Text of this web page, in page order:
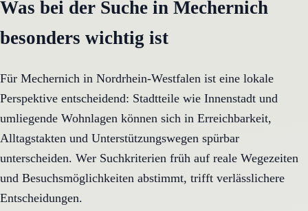
Was bei der Suche in Mechernich
besonders wichtig ist
Für Mechernich in Nordrhein-Westfalen ist eine lokale
Perspektive entscheidend: Stadtteile wie Innenstadt und
umliegende Wohnlagen können sich in Erreichbarkeit,
Alltagstakten und Unterstützungswegen spürbar
unterscheiden. Wer Suchkriterien früh auf reale Wegezeiten
und Besuchsmöglichkeiten abstimmt, trifft verlässlichere
Entscheidungen.